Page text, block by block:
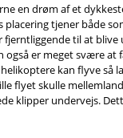
en drøm af et
placering tjener både
fjerntliggende til at
er meget svære at
kan flyve så
flyet skulle
klipper undervejs.